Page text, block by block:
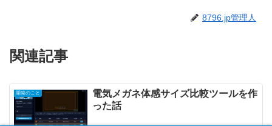
8796.jp管理人
関連記事
開発のこと
電気メガネ体感サイズ比較ツールを作
った話